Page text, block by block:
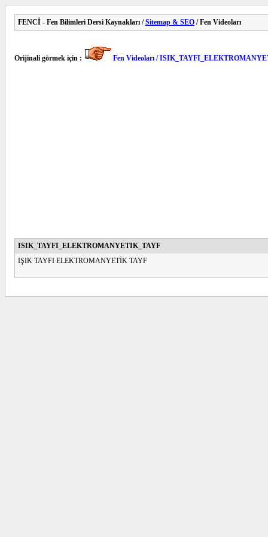
FENCİ - Fen Bilimleri Dersi Kaynakları /Sitemap & SEO / Fen Videoları
Orijinali görmek için : Fen Videoları /
ISIK_TAYFI_ELEKTROMANYETIK_TAYF
IŞIK TAYFI ELEKTROMANYETİK TAYF